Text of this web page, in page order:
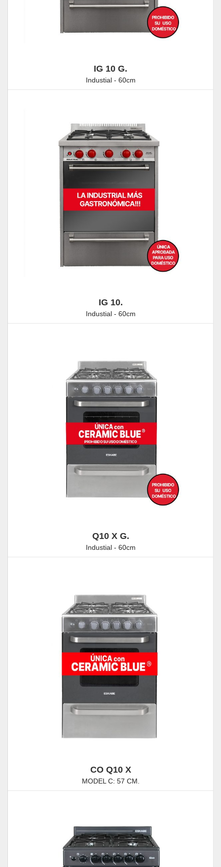
IG 10 G.
Industial - 60cm
IG 10.
Industial - 60cm
Q10 X G.
Industial - 60cm
CO Q10 X
MODEL C: 57 CM.